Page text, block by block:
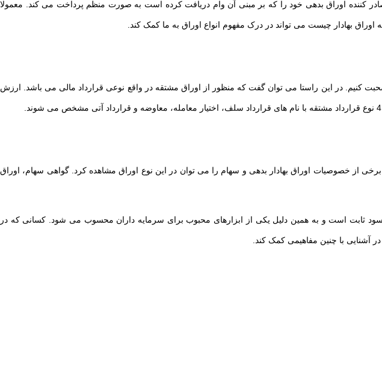
کننده اوراق بدهی خود را که بر مبنی آن وام دریافت کرده است به صورت منظم پرداخت می کند. معمولا
اوراق بهادار چیست می تواند در درک مفهوم انواع اوراق به ما کمک کند.
صحبت کنیم. در این راستا می توان گفت که منظور از اوراق مشتقه در واقع نوعی قرارداد مالی می باشد. ارزش
برخی از خصوصیات اوراق بهادار بدهی و سهام را می توان در این نوع اوراق مشاهده کرد. گواهی سهام، اوراق
ثابت است و به همین دلیل یکی از ابزارهای محبوب برای سرمایه داران محسوب می شود. کسانی که در
در آشنایی با چنین مفاهیمی کمک کند.